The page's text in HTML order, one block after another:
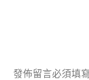
發佈留言必須填